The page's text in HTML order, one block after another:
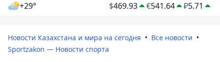
+29° $469.93 €541.64 ₽5.71
Новости Казахстана и мира на сегодня
Все новости
Sportzakon — Новости спорта